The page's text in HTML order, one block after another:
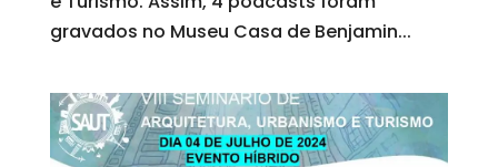
gravados no Museu Casa de Benjamin...